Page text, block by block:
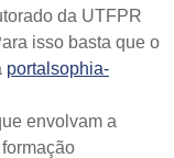
da UTFPR
isso basta que o
portalsophia-
envolvam a